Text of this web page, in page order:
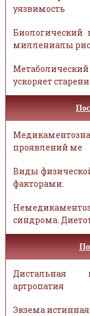
уязвимость
Биологический
миллениалы
ускоряет
проявлений ме
Виды
факторами.
синдрома.
Дистальная
артропатия
Экзема истинная